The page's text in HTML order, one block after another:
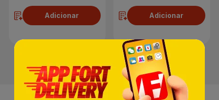
Adicionar Adicionar